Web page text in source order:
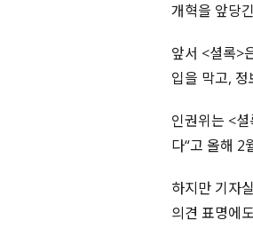
개혁을 앞당
앞서 <셜록>
입을 막고,
인권위는 <
다“고 올해 2
하지만 기자
의견 표명에